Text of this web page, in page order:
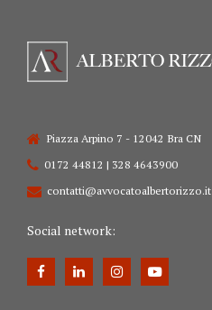
Piazza Arpino 7 - 12042 Bra CN
0172 44812 | 328 4643900
contatti@avvocatoalbertorizzo.it
Social network: